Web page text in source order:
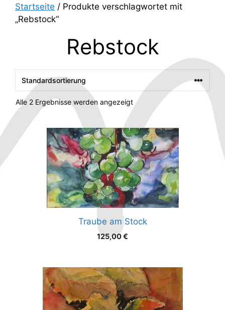
Startseite / Produkte verschlagwortet mit
„Rebstock“
Rebstock
Alle 2 Ergebnisse werden angezeigt
Traube am Stock
125,00€